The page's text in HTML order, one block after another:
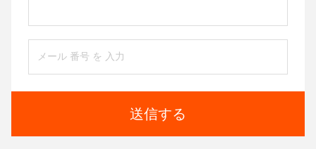
送信する